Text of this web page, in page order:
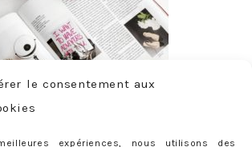
le consentement aux
expériences, nous utilisons des